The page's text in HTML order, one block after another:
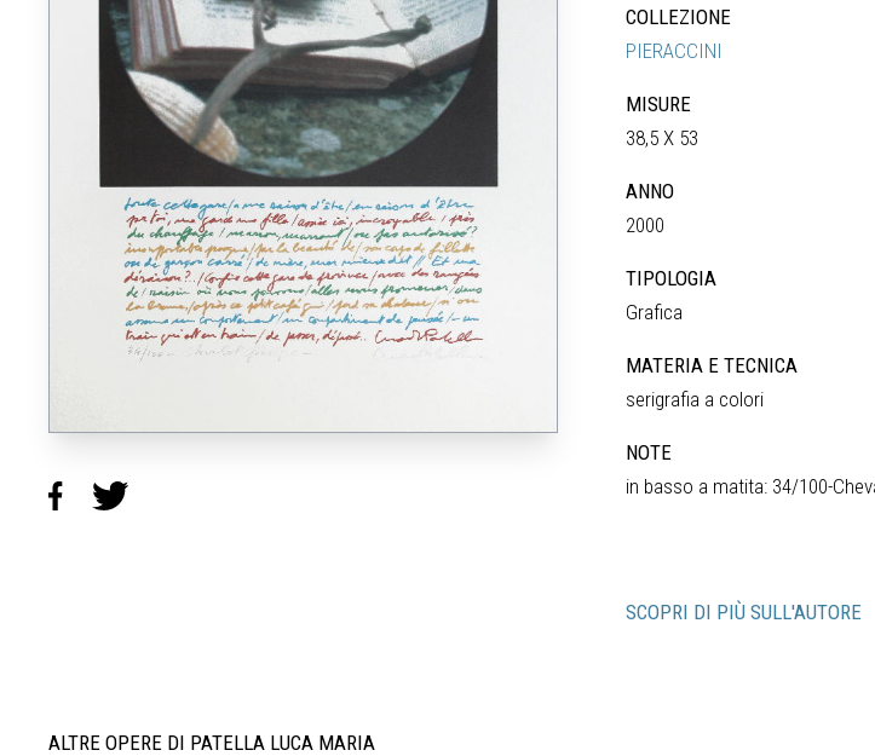
COLLEZIONE
PIERACCINI
MISURE
38,5 X 53
ANNO
2000
TIPOLOGIA
Grafica
MATERIA E TECNICA
serigrafia a colori
NOTE
in basso a matita: 34/100-
SCOPRI DI PIÙ SULL'AUTORE
ALTRE OPERE DI PATELLA LUCA MARIA